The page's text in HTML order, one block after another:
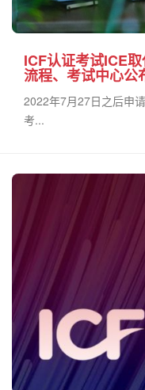
ICF认证考试ICE
流程、考试中心公
2022年7月27日之后申
考...